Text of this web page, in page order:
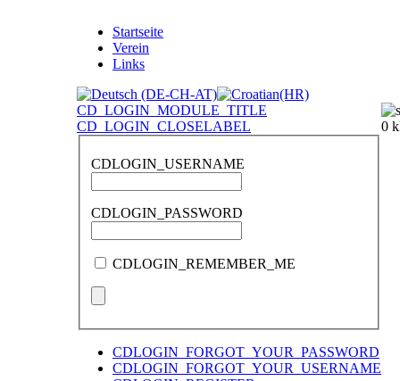
Startseite
Verein
Links
CD_LOGIN_MODULE_TITLE
CD_LOGIN_CLOSELABEL
CDLOGIN_USERNAME
CDLOGIN_PASSWORD
CDLOGIN_REMEMBER_ME
CDLOGIN_FORGOT_YOUR_PASSWORD
CDLOGIN_FORGOT_YOUR_USERNAME